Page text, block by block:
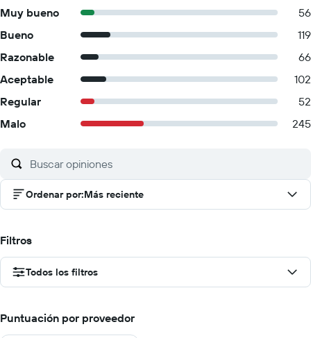
Muy bueno
56
Bueno
119
Razonable
66
Aceptable
102
Regular
52
Malo
245
Ordenar por:Más reciente
Filtros
Todos los filtros
Puntuación por proveedor